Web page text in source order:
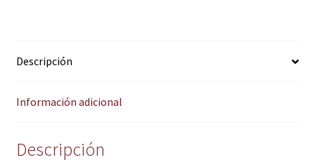
Descripción
Información adicional
Descripción